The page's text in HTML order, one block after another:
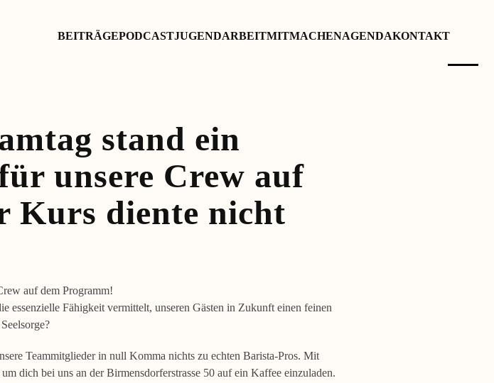
BEITRÄGEPODCASTJUGENDARBEITMITMACHENAGENDAKONTAKT
stand ein
unsere Crew auf
Kurs diente nicht
auf dem Programm!
essenzielle Fähigkeit vermittelt, unseren Gästen in Zukunft einen feinen
Teammitglieder in null Komma nichts zu echten Barista-Pros. Mit
dich bei uns an der Birmensdorferstrasse 50 auf ein Kaffee einzuladen.